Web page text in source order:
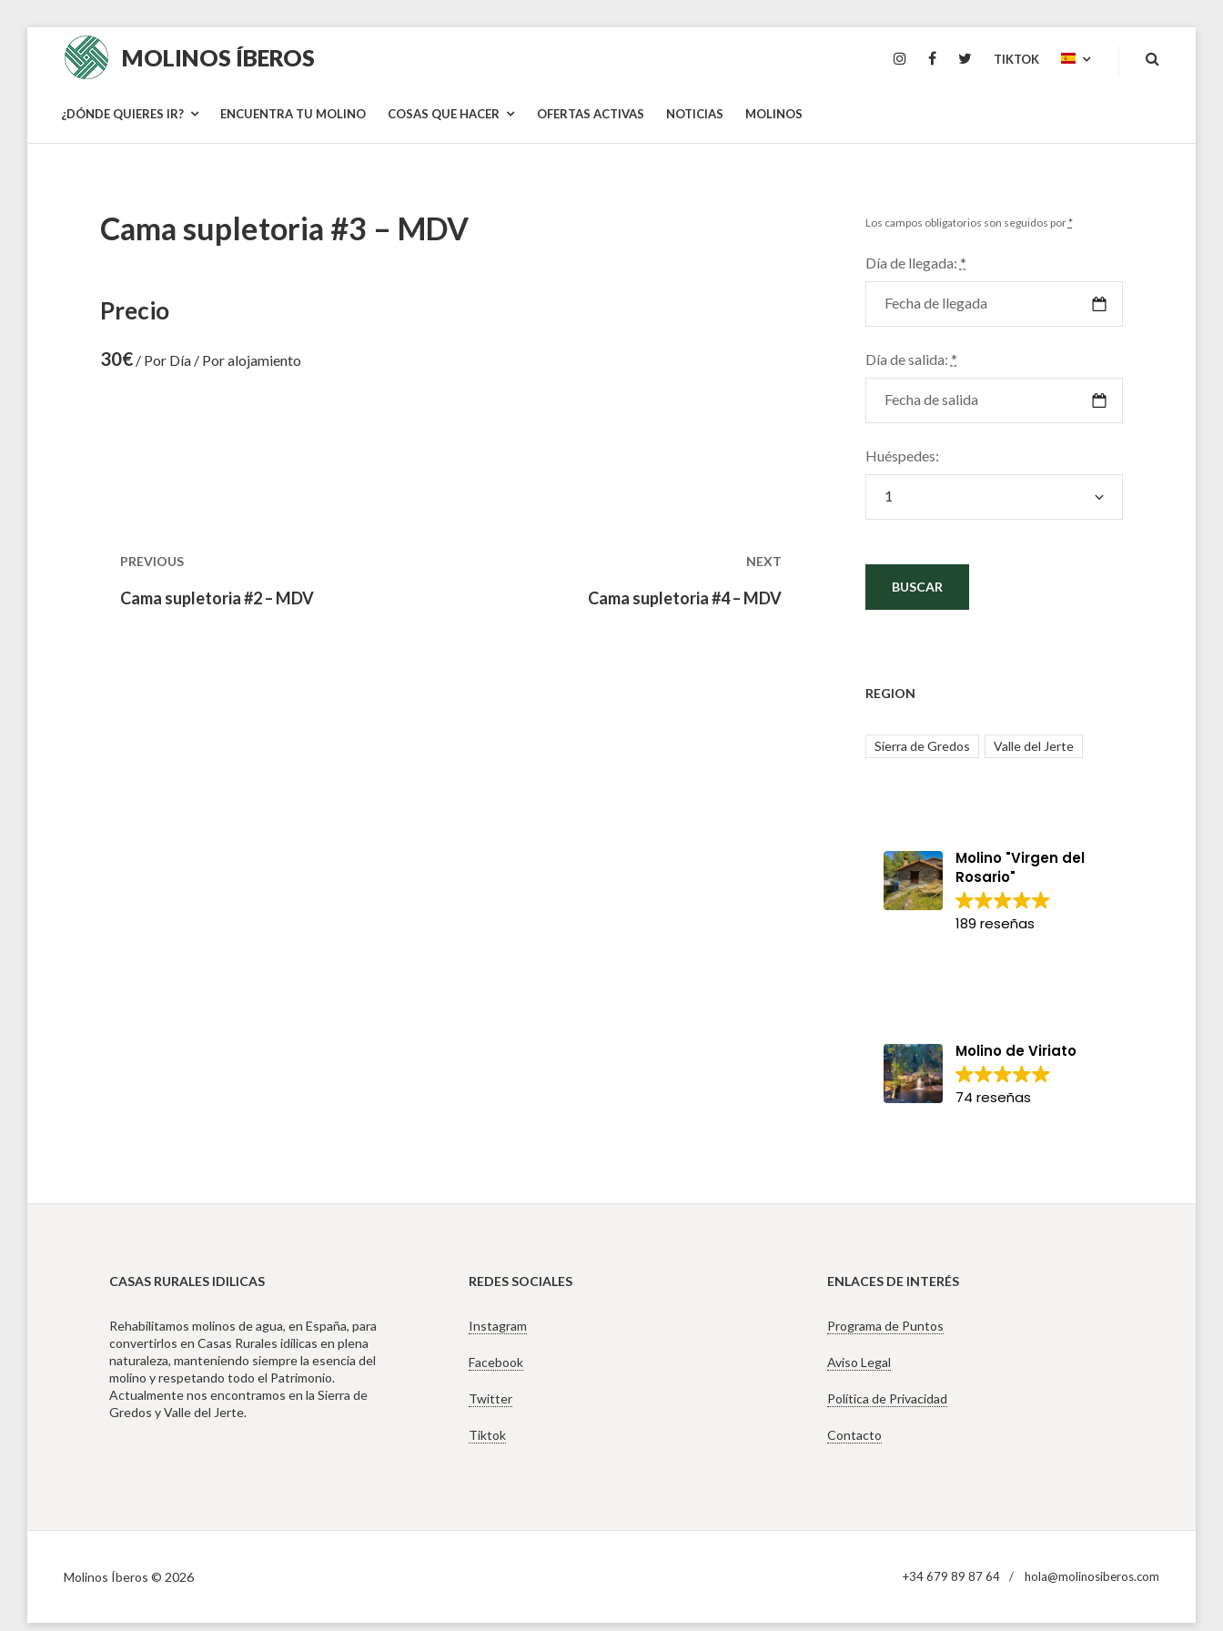
content
MOLINOS ÍBEROS
¿DÓNDE QUIERES IR? ENCUENTRA TU MOLINO COSAS QUE HACER OFERTAS ACTIVAS NOTICIAS MOLINOS
INSTAGRAM
FACEBOOKTWITTER
TIKTOK
Cama supletoria #3 – MDV
Precio
30€ / Por Día / Por alojamiento
entradas
PREVIOUS
Previous
Cama supletoria #2 – MDV
NEXT
Cama supletoria #4 – MDV
Los campos obligatorios son seguidos por*
Día de llegada: *
Día de salida: *
Huéspedes:
REGION
Sierra de Gredos Valle del Jerte
Molino "Virgen del
Rosario"
189 reseñas
Molino de Viriato
74 reseñas
CASAS RURALES IDILICAS
Rehabilitamos molinos de agua, en España, para
convertirlos en Casas Rurales idílicas en plena
naturaleza, manteniendo siempre la esencia del
molino y respetando todo el Patrimonio.
Actualmente nos encontramos en la Sierra de
Gredos y Valle del Jerte.
REDES SOCIALES
Instagram
Facebook
Twitter
Tiktok
ENLACES DE INTERÉS
Programa de Puntos
Aviso Legal
Política de Privacidad
Contacto
Molinos Íberos © 2026 +34 679 89 87 64 hola@molinosiberos.com